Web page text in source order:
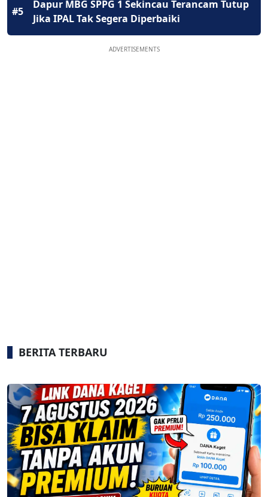
#5
Dapur MBG SPPG 1 Sekincau Terancam Tutup
Jika IPAL Tak Segera Diperbaiki
ADVERTISEMENTS
BERITA TERBARU